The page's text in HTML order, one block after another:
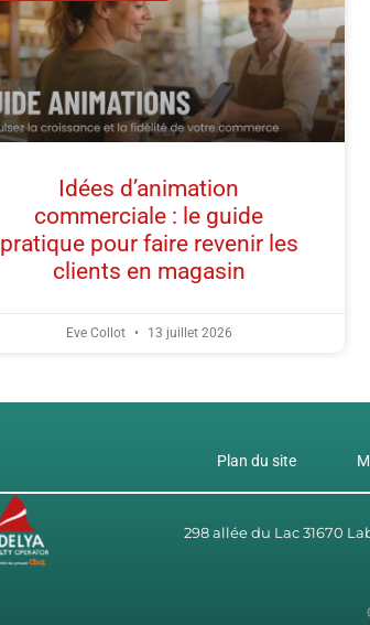
Idées d’animation
commerciale : le guide
pratique pour faire revenir les
clients en magasin
Eve Collot 13 juillet 2026
Plan du site
298 allée du Lac 31670